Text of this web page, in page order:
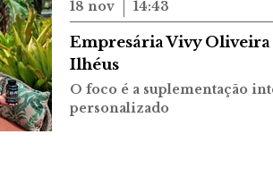
18 nov 14:43
Empresária Vivy Oliveira
Ilhéus
O foco é a suplementação
personalizado